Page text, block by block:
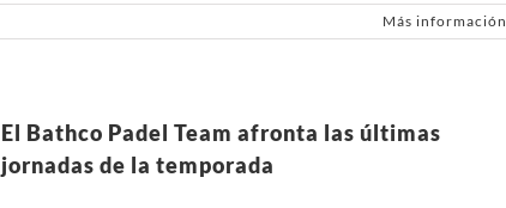
Más información
El Bathco Padel Team afronta las últimas
jornadas de la temporada